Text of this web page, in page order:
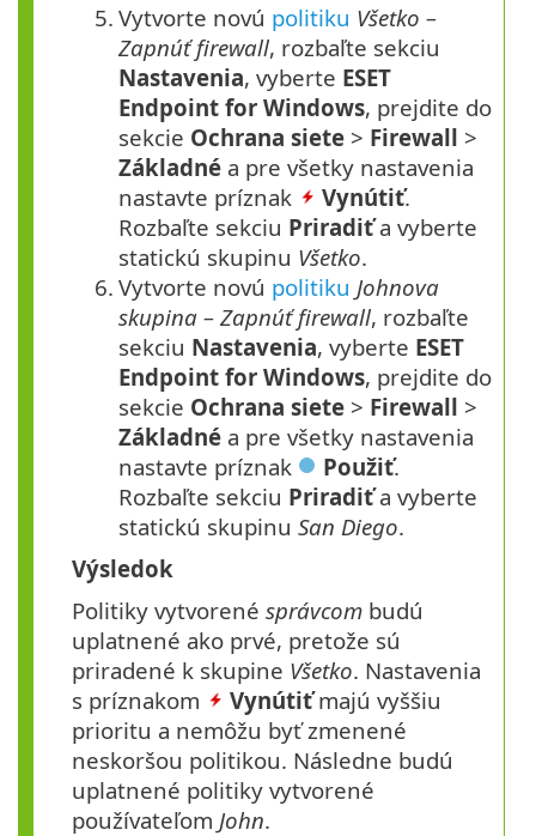
5. Vytvorte novú politiku Všetko –
Zapnúť firewall, rozbaľte sekciu
Nastavenia, vyberte ESET
Endpoint for Windows, prejdite do
sekcie Ochrana siete > Firewall >
Základné a pre všetky nastavenia
nastavte príznak
Vynútiť.
Rozbaľte sekciu Priradiťa vyberte
statickú skupinu Všetko.
6. Vytvorte novú politiku Johnova
skupina – Zapnúť firewall, rozbaľte
sekciu Nastavenia, vyberte ESET
Endpoint for Windows, prejdite do
sekcie Ochrana siete > Firewall >
Základné a pre všetky nastavenia
nastavte príznak
Použiť.
Rozbaľte sekciu Priradiťa vyberte
statickú skupinu San Diego.
Výsledok
Politiky vytvorené správcom budú
uplatnené ako prvé, pretože sú
priradené k skupine Všetko. Nastavenia
s príznakom
Vynútiťmajú vyššiu
prioritu a nemôžu byť zmenené
neskoršou politikou. Následne budú
uplatnené politiky vytvorené
používateľom John.